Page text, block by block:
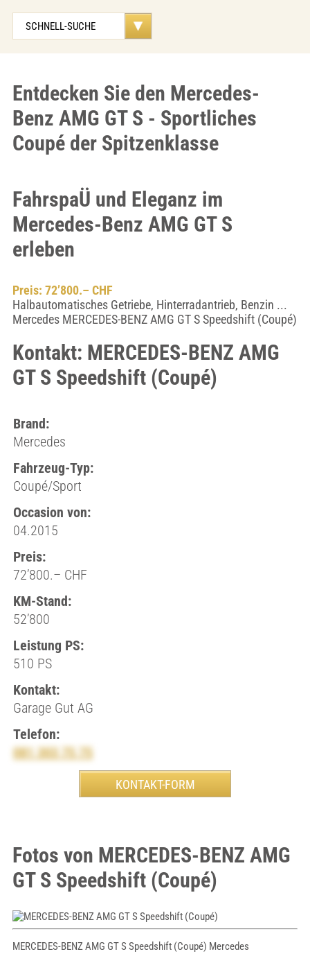
Entdecken Sie den Mercedes-
Benz AMG GT S - Sportliches
Coupé der Spitzenklasse
FahrspaÜ und Eleganz im
Mercedes-Benz AMG GT S
erleben
Preis: 72’800.– CHF
Halbautomatisches Getriebe, Hinterradantrieb, Benzin ...
Mercedes MERCEDES-BENZ AMG GT S Speedshift (Coupé)
Kontakt: MERCEDES-BENZ AMG
GT S Speedshift (Coupé)
Brand:
Mercedes
Fahrzeug-Typ:
Coupé/Sport
Occasion von:
04.2015
Preis:
72’800.– CHF
KM-Stand:
52’800
Leistung PS:
510 PS
Kontakt:
Garage Gut AG
Telefon:
081 303 75 75
Fotos von MERCEDES-BENZ AMG
GT S Speedshift (Coupé)
MERCEDES-BENZ AMG GT S Speedshift (Coupé) Mercedes